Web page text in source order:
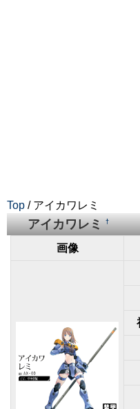
Top / アイカワレミ
アイカワレミ†
画像